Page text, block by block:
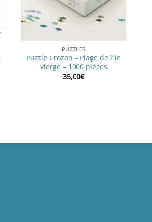
PUZZLES
Puzzle Crozon – Plage de l’île
vierge – 1000 pièces
35,00€